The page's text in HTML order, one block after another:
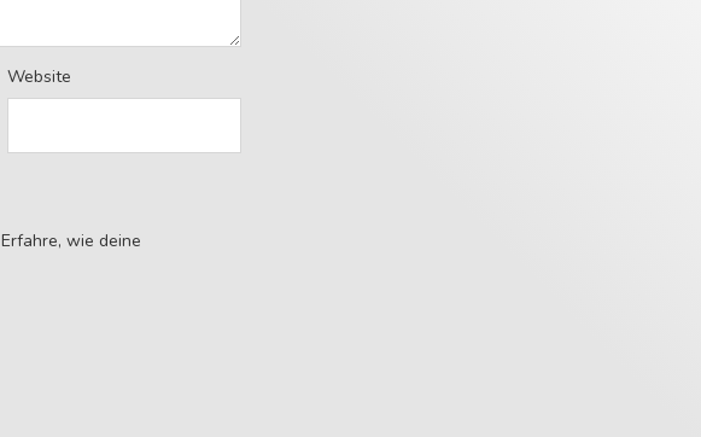
Website
Erfahre, wie deine